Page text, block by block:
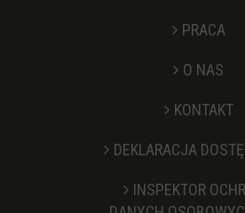
PRACA
O NAS
KONTAKT
DEKLARACJA
INSPEKTOR